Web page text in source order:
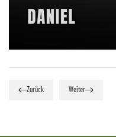
Zurück Weiter